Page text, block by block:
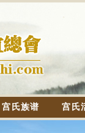
宫氏族谱 宫氏